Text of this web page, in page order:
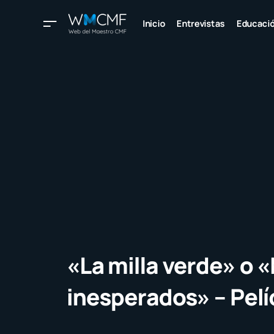
Inicio Entrevistas
«La milla verde» o
inesperados» –